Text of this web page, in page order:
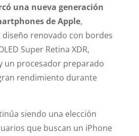
una nueva generación
de Apple,
renovado con bordes
Super Retina XDR,
un procesador preparado
rendimiento durante
siendo una elección
que buscan un iPhone